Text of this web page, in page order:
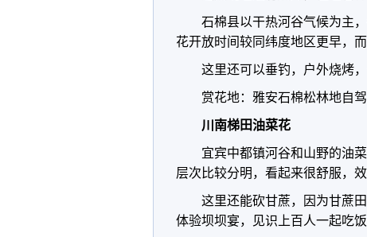
石棉县以干热河谷气候为主
花开放时间较同纬度地区更早，
这里还可以垂钓，户外烧烤，
赏花地：雅安石棉松林地自
川南梯田油菜花
宜宾中都镇河谷和山野的油
层次比较分明，看起来很舒服，效
这里还能砍甘蔗，因为甘蔗
体验坝坝宴，见识上百人一起吃饭